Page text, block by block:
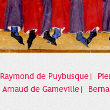
Raymond de Puybusque|
Arnaud de Gameville|